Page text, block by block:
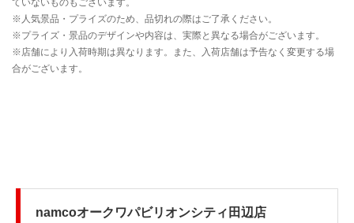
namcoオークワパビリオンシティ田辺店